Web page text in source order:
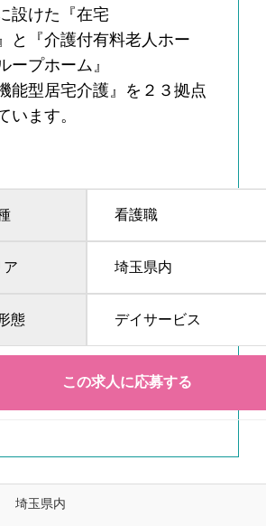
設けた『在宅
と『介護付有料老人ホー
ープホーム』
能型居宅介護』を２３拠点
います。
看護職
ア 埼玉県内
態 デイサービス
埼玉県内